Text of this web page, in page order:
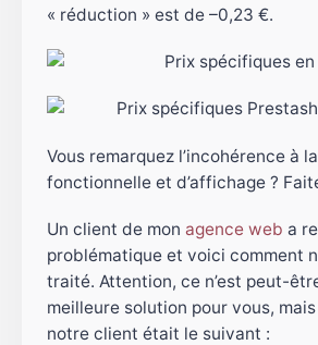
« réduction » est de –0,23 €.
Vous remarquez l’incohérence à
fonctionnelle et d’affichage ?
Un client de monagence weba
problématique et voici comment
traité. Attention, ce n’est peut-
meilleure solution pour vous,
notre client était le suivant :